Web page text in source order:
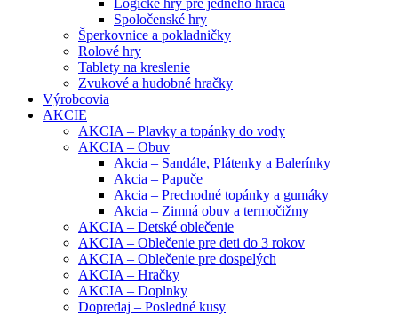
Spoločenské hry
Šperkovnice a pokladničky
Rolové hry
Tablety na kreslenie
Zvukové a hudobné hračky
Výrobcovia
AKCIE
AKCIA – Plavky a topánky do vody
AKCIA – Obuv
Akcia – Sandále, Plátenky a Balerínky
Akcia – Papuče
Akcia – Prechodné topánky a gumáky
Akcia – Zimná obuv a termočižmy
AKCIA – Detské oblečenie
AKCIA – Oblečenie pre deti do 3 rokov
AKCIA – Oblečenie pre dospelých
AKCIA – Hračky
AKCIA – Doplnky
Dopredaj – Posledné kusy